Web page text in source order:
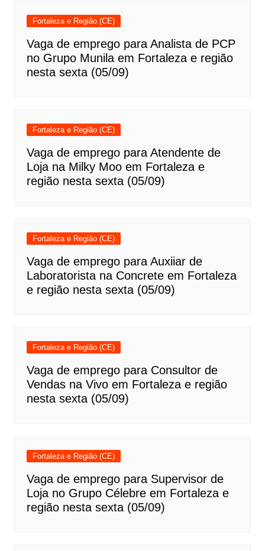
Fortaleza e Região (CE)
Vaga de emprego para Analista de PCP
no Grupo Munila em Fortaleza e região
nesta sexta (05/09)
Fortaleza e Região (CE)
Vaga de emprego para Atendente de
Loja na Milky Moo em Fortaleza e
região nesta sexta (05/09)
Fortaleza e Região (CE)
Vaga de emprego para Auxiiar de
Laboratorista na Concrete em Fortaleza
e região nesta sexta (05/09)
Fortaleza e Região (CE)
Vaga de emprego para Consultor de
Vendas na Vivo em Fortaleza e região
nesta sexta (05/09)
Fortaleza e Região (CE)
Vaga de emprego para Supervisor de
Loja no Grupo Célebre em Fortaleza e
região nesta sexta (05/09)